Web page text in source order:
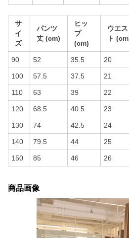
サ
イ
ズ
パンツ
丈 (cm)
ヒッ
プ
(cm)
ウエス
ト
90 52 35.5 20
100 57.5 37.5 21
110 63 39 22
120 68.5 40.5 23
130 74 42.5 24
140 79.5 44 25
150 85 46 26
商品画像